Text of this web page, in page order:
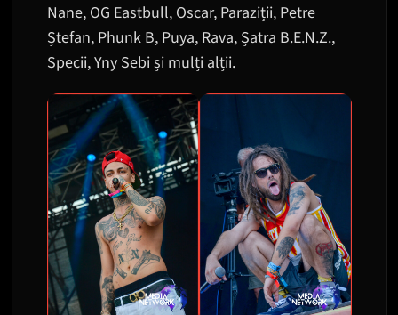
Nane, OG Eastbull, Oscar, Paraziții, Petre
Ștefan, Phunk B, Puya, Rava, Șatra B.E.N.Z.,
Specii, Yny Sebi și mulți alții.